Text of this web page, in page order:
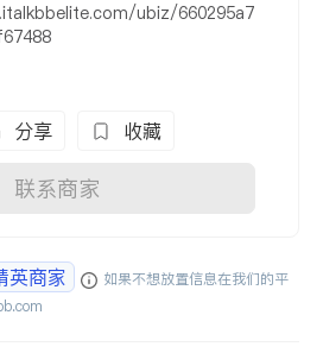
ubiz/660295a7
分享 收藏
联系商家
英商家
如果不想放置信息在我们的平